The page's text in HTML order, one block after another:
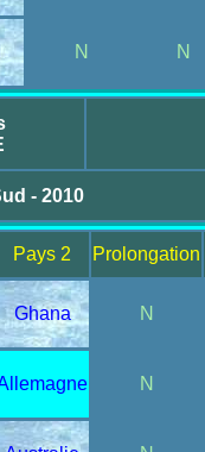
N N
- 2010
Pays 2 Prolongation
Ghana N
N